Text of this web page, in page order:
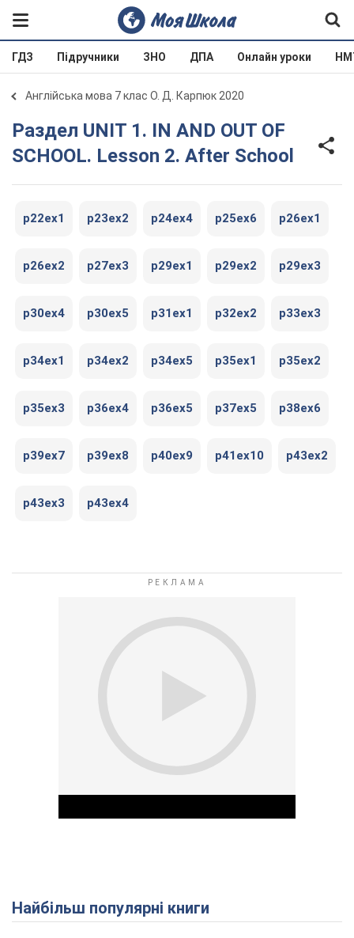
ГДЗ Підручники ЗНО ДПА Онлайн уроки
Англійська мова 7 клас О. Д. Карпюк 2020
Раздел UNIT 1. IN AND OUT OF
SCHOOL. Lesson 2. After School
p22ex1 p23ex2 p24ex4 p25ex6 p26ex1
p26ex2 p27ex3 p29ex1 p29ex2 p29ex3
p30ex4 p30ex5 p31ex1 p32ex2 p33ex3
p34ex1 p34ex2 p34ex5 p35ex1 p35ex2
p35ex3 p36ex4 p36ex5 p37ex5 p38ex6
p39ex7 p39ex8 p40ex9 p41ex10 p43ex2
p43ex3 p43ex4
Play Video
Найбільш популярні книги